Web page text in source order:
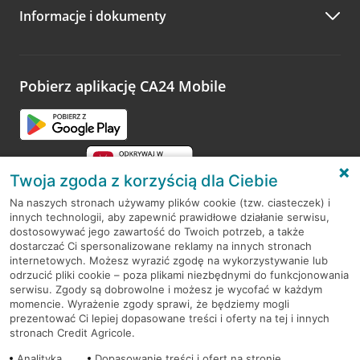
Zachęcamy do podzielenia się z nami opinią o wizycie.
opinie.
Informacje i dokumenty
Pobierz aplikację CA24 Mobile
RODO
Regulamin serwisu
Mapa serwisu
PolitykaCookies
Twoja zgoda z korzyścią dla Ciebie
Na naszych stronach używamy plików cookie (tzw. ciasteczek) i
innych technologii, aby zapewnić prawidłowe działanie serwisu,
dostosowywać jego zawartość do Twoich potrzeb, a także
dostarczać Ci spersonalizowane reklamy na innych stronach
internetowych. Możesz wyrazić zgodę na wykorzystywanie lub
odrzucić pliki cookie – poza plikami niezbędnymi do funkcjonowania
serwisu. Zgody są dobrowolne i możesz je wycofać w każdym
momencie. Wyrażenie zgody sprawi, że będziemy mogli
prezentować Ci lepiej dopasowane treści i oferty na tej i innych
stronach Credit Agricole.